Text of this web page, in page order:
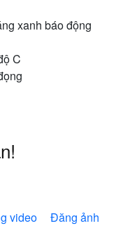
xanh báo động
C
video Đăng ảnh